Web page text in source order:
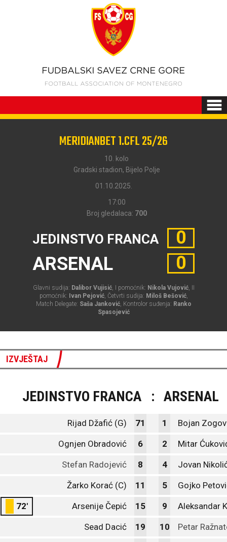
MERIDIANBET 1.CFL 25/26
10. kolo
Gradski stadion, Bijelo Polje
01.10.2025.
17:00
Broj gledalaca: 700
JEDINSTVO FRANCA
ARSENAL
0
0
Glavni sudija: Dalibor Vujisić, I pomoćnik: Nikola Vujović, II
pomoćnik: Ivan Pejović, Četvrti sudija: Miloš Bešović,
Match Delegate: Saša Janković, Kontrolor suđenja: Ranko
Spasojević
IZVJEŠTAJ
JEDINSTVO FRANCA : ARSENAL
Rijad Džafić (G) 71 1 Bojan
Ognjen Obradović 6 2 Mitar
Stefan Radojević 8 4 Jovan
Žarko Korać (C) 11 5 Gojko
72' Arsenije Čepić 15 9 Aleksandar
Sead Dacić 19 10 Petar